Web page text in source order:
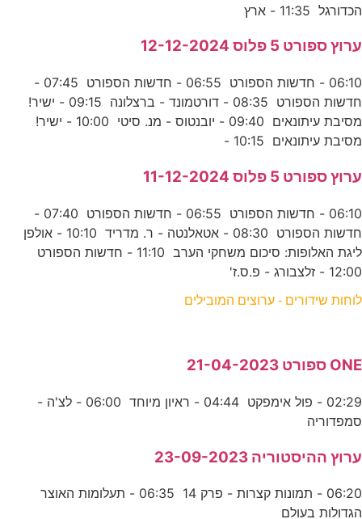
הכדורגל 11:35 - ארץ
ערוץ ספורט 5 פלוס 12-12-2024
06:10 - חדשות הספורט 06:55 - חדשות הספורט 07:45 -
חדשות הספורט 08:35 - דורטמונד - ברצלונה 09:15 - ישיר!
מסיבת עיתונאים 09:40 - יובנטוס - מנ. סיטי 10:00 - ישיר!
מסיבת עיתונאים 10:15 -
ערוץ ספורט 5 פלוס 11-12-2024
06:10 - חדשות הספורט 06:55 - חדשות הספורט 07:40 -
חדשות הספורט 08:30 - אטאלנטה - ר. מדריד 10:10 - אולפן
ליגת האלופות: סיכום משחקי הערב 11:10 - חדשות הספורט
12:00 - זלצבורג - פ.ס.ז'
לוחות שידורים - ערוצים המובילים
ONE ספורט 21-04-2023
02:29 - פול אימפקט 04:44 - ראיון מיוחד 06:00 - לצ'ה -
סמפדוריה
ערוץ ההיסטוריה 23-09-2023
06:20 - תמונות קצרות - פרק 14 06:35 - תעלומות האוצר
הגדולות בעולם